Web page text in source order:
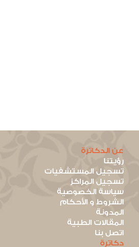
عن الدكاترة
رؤيتنا
تسجيل المستشفيات
تسجيل المراكز
سياسة الخصوصية
الشروط و الأحكام
المدونة
المقالات الطبية
اتصل بنا
دكاترة